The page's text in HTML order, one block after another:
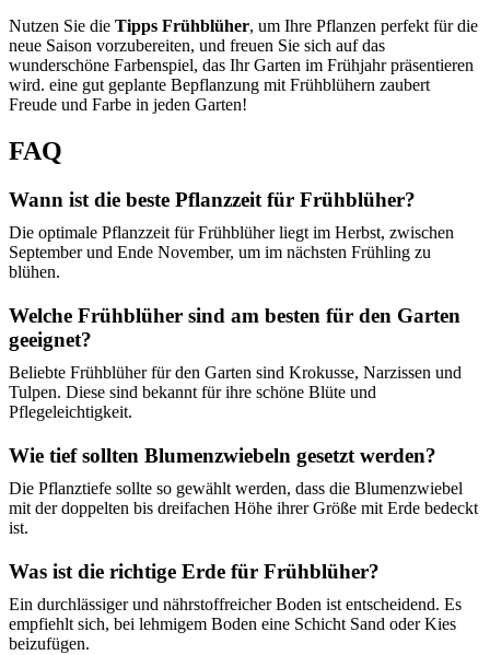
Nutzen Sie die Tipps Frühblüher, um Ihre Pflanzen perfekt für die
neue Saison vorzubereiten, und freuen Sie sich auf das
wunderschöne Farbenspiel, das Ihr Garten im Frühjahr präsentieren
wird. eine gut geplante Bepflanzung mit Frühblühern zaubert
Freude und Farbe in jeden Garten!
FAQ
Wann ist die beste Pflanzzeit für Frühblüher?
Die optimale Pflanzzeit für Frühblüher liegt im Herbst, zwischen
September und Ende November, um im nächsten Frühling zu
blühen.
Welche Frühblüher sind am besten für den Garten
geeignet?
Beliebte Frühblüher für den Garten sind Krokusse, Narzissen und
Tulpen. Diese sind bekannt für ihre schöne Blüte und
Pflegeleichtigkeit.
Wie tief sollten Blumenzwiebeln gesetzt werden?
Die Pflanztiefe sollte so gewählt werden, dass die Blumenzwiebel
mit der doppelten bis dreifachen Höhe ihrer Größe mit Erde bedeckt
ist.
Was ist die richtige Erde für Frühblüher?
Ein durchlässiger und nährstoffreicher Boden ist entscheidend. Es
empfiehlt sich, bei lehmigem Boden eine Schicht Sand oder Kies
beizufügen.